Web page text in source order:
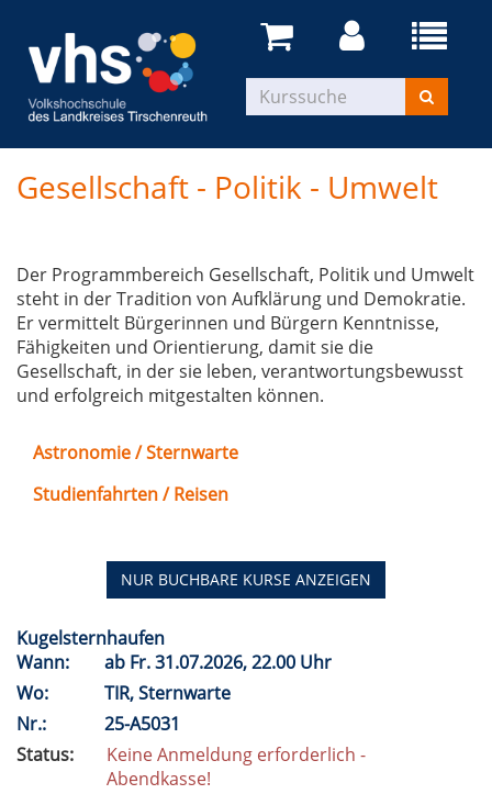
Gesellschaft - Politik - Umwelt
Der Programmbereich Gesellschaft, Politik und Umwelt
steht in der Tradition von Aufklärung und Demokratie.
Er vermittelt Bürgerinnen und Bürgern Kenntnisse,
Fähigkeiten und Orientierung, damit sie die
Gesellschaft, in der sie leben, verantwortungsbewusst
und erfolgreich mitgestalten können.
Astronomie / Sternwarte
Studienfahrten / Reisen
NUR BUCHBARE KURSE ANZEIGEN
Kugelsternhaufen
Wann:
ab Fr.31.07.2026, 22.00 Uhr
Wo:
TIR, Sternwarte
Nr.:
25-A5031
Status:
Keine Anmeldung erforderlich -
Abendkasse!